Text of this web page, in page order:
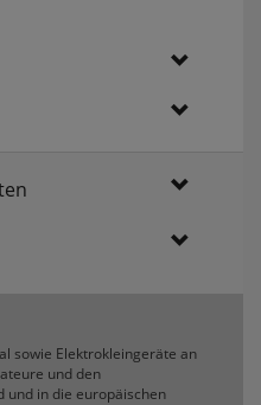
sowie Elektrokleingeräte an
und den
und in die europäischen